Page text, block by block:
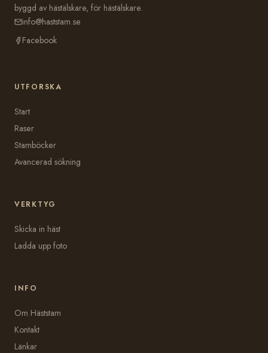
byggd av hästälskare, för hästälskare.
info@haststam.se
Facebook
UTFORSKA
Start
Raser
Stamböcker
Avancerad sökning
VERKTYG
Skicka in häst
Ladda upp foto
INFO
Om Häststam
Kontakt
Länkar